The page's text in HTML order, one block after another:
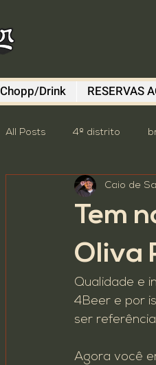
Chopp/Drink RESERVAS
All Posts 4º distrito
Diefen Bros Evento
Sem categoria
Descomplica
oktoberfest
Tem
Oliva
Caio de
Qualidade e
4Beer e por
ser
Agora você